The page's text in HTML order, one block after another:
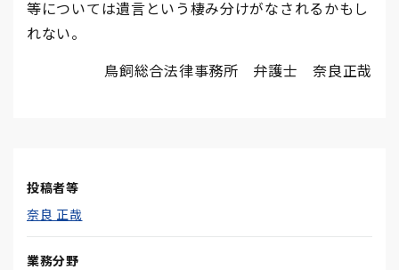
等については遺言という棲み分けがなされるかもし
れない。
鳥飼総合法律事務所 弁護士 奈良正哉
投稿者等
奈良 正哉
業務分野